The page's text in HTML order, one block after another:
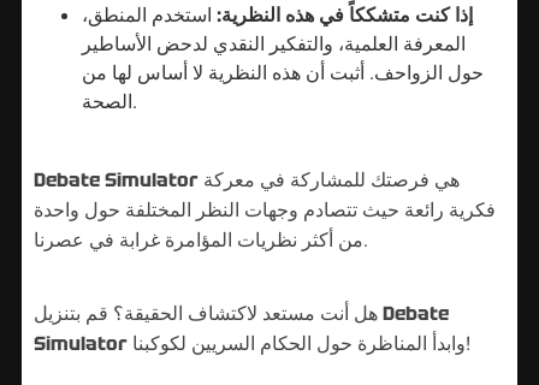
إذا كنت متشككاً في هذه النظرية: استخدم المنطق،
المعرفة العلمية، والتفكير النقدي لدحض الأساطير
حول الزواحف. أثبت أن هذه النظرية لا أساس لها من
الصحة.
Debate Simulator
فكرية رائعة حيث تتصادم وجهات النظر المختلفة حول واحدة
من أكثر نظريات المؤامرة غرابة في عصرنا.
Debate
Simulator
وابدأ المناظرة حول الحكام السريين لكوكبنا!